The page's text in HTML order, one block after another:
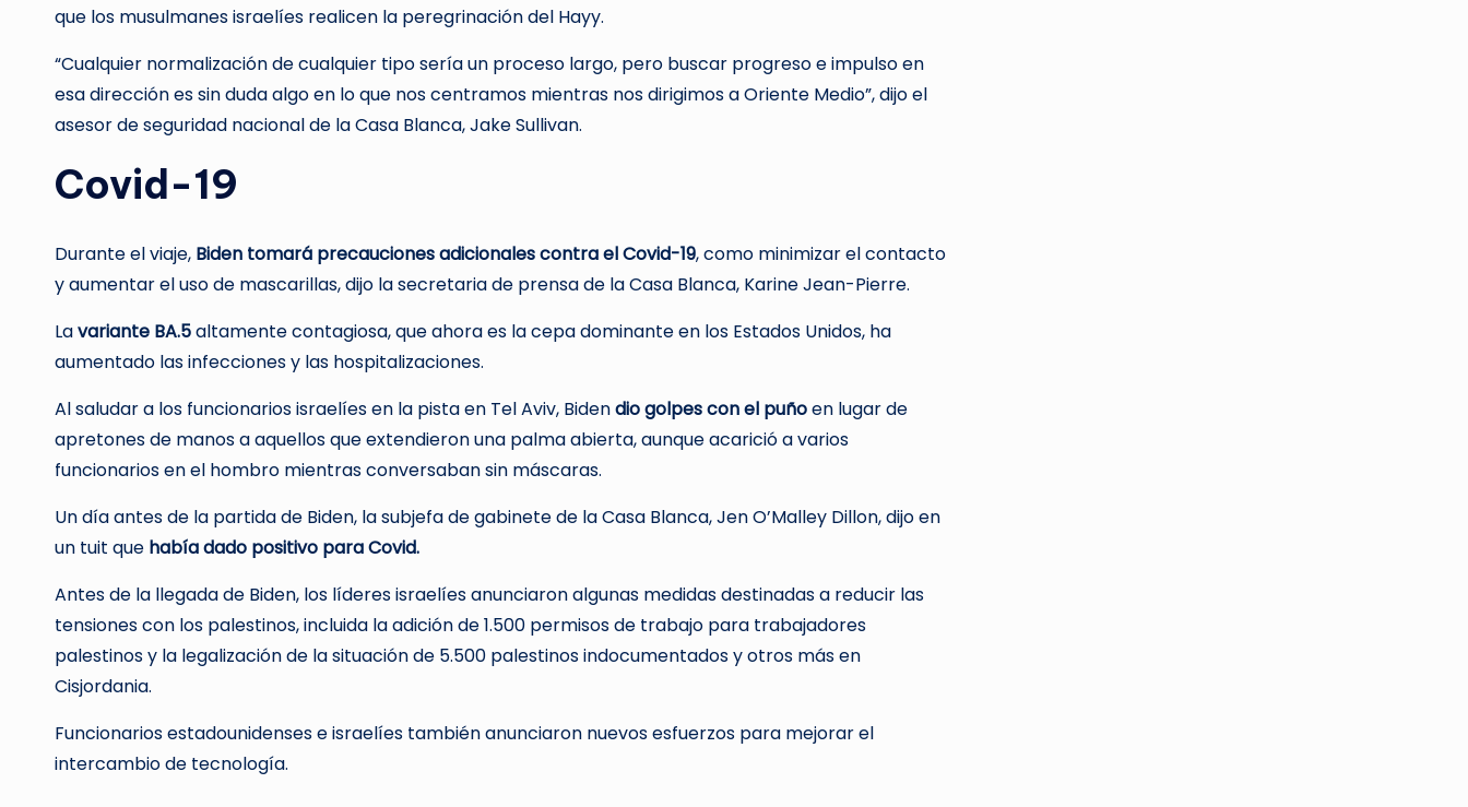
que los musulmanes israelíes realicen la peregrinación del Hayy.
“Cualquier normalización de cualquier tipo sería un proceso largo, pero buscar progreso e impulso en
esa dirección es sin duda algo en lo que nos centramos mientras nos dirigimos a Oriente Medio”, dijo el
asesor de seguridad nacional de la Casa Blanca, Jake Sullivan.
Covid-19
Durante el viaje, Biden tomará precauciones adicionales contra el Covid-19, como minimizar el contacto
y aumentar el uso de mascarillas, dijo la secretaria de prensa de la Casa Blanca, Karine Jean-Pierre.
Lavariante BA.5altamente contagiosa, que ahora es la cepa dominante en los Estados Unidos, ha
aumentado las infecciones y las hospitalizaciones.
Al saludar a los funcionarios israelíes en la pista en Tel Aviv, Bidendio golpes con el puñoen lugar de
apretones de manos a aquellos que extendieron una palma abierta, aunque acarició a varios
funcionarios en el hombro mientras conversaban sin máscaras.
Un día antes de la partida de Biden, la subjefa de gabinete de la Casa Blanca, Jen O’Malley Dillon, dijo en
un tuit que había dado positivo para Covid.
Antes de la llegada de Biden, los líderes israelíes anunciaron algunas medidas destinadas a reducir las
tensiones con los palestinos, incluida la adición de 1.500 permisos de trabajo para trabajadores
palestinos y la legalización de la situación de 5.500 palestinos indocumentados y otros más en
Cisjordania.
Funcionarios estadounidenses e israelíes también anunciaron nuevos esfuerzos para mejorar el
intercambio de tecnología.